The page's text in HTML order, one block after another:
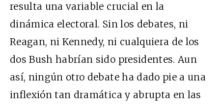
resulta una variable crucial en la
dinámica electoral. Sin los debates, ni
Reagan, ni Kennedy, ni cualquiera de los
dos Bush habrían sido presidentes. Aun
así, ningún otro debate ha dado pie a una
inflexión tan dramática y abrupta en las